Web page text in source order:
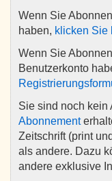
Wenn Sie
haben, klicken Sie
Wenn Sie
Benutzerkonto
Sie sind noch kein
Abonnement
Zeitschrift (print
als andere. Dazu
andere exklusive